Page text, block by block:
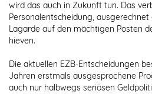
wird das auch in Zukunft tun. Das
Personalentscheidung,
Lagarde auf den mächtigen Posten
hieven.
Die aktuellen EZB-Entscheidungen
Jahren erstmals ausgesprochene
auch nur halbwegs seriösen